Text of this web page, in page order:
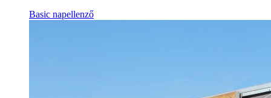
Basic napellenző